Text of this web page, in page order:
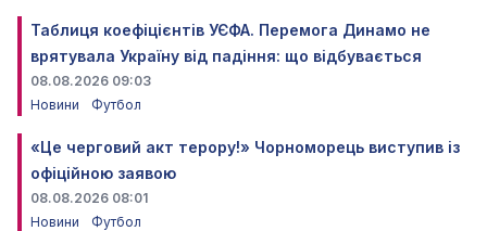
Таблиця коефіцієнтів УЄФА. Перемога Динамо не
врятувала Україну від падіння: що відбувається
08.08.2026 09:03
Новини
Футбол
«Це черговий акт терору!» Чорноморець виступив із
офіційною заявою
08.08.2026 08:01
Новини
Футбол